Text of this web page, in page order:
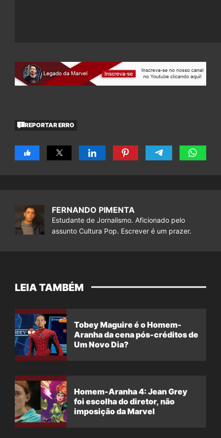
REPORTAR ERRO
FERNANDO PIMENTA
Estudante de Jornalismo. Aficionado pelo
assunto Cultura Pop. Escrever é um prazer.
LEIA TAMBÉM
Tobey Maguire é o Homem-
Aranha da cena pós-créditos de
Um Novo Dia?
Homem-Aranha 4: Jean Grey
foi escolha do diretor, não
imposição da Marvel